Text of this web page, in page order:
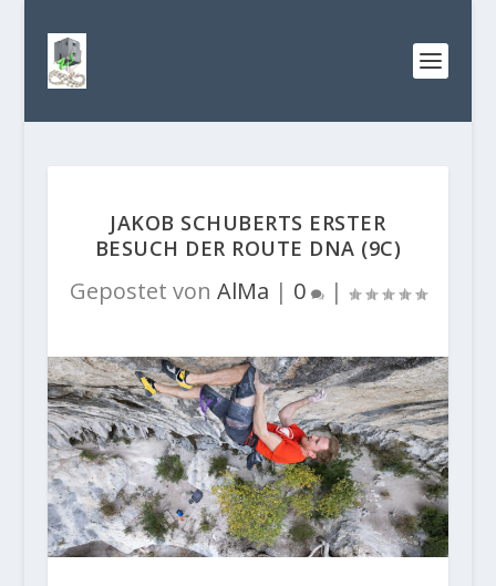
JAKOB SCHUBERTS ERSTER
BESUCH DER ROUTE DNA (9C)
Gepostet von AlMa | 0 |